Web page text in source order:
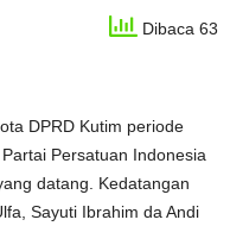
Dibaca 63
DPRD Kutim periode
Persatuan Indonesia
datang. Kedatangan
Sayuti Ibrahim da Andi